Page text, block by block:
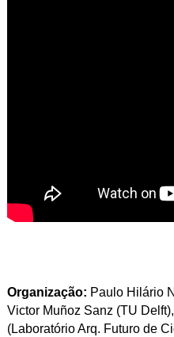
Organização: Paulo Hilário
Victor Muñoz Sanz (TU
(Laboratório Arq. Futuro de